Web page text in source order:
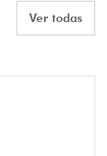
Ver todas